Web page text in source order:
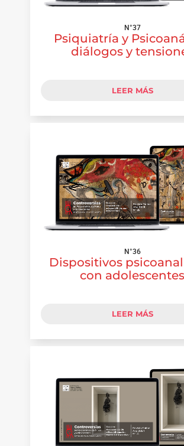
N°37
Psiquiatría y
diálogos y
LEER MÁS
N°36
Dispositivos
con adolescentes
LEER MÁS